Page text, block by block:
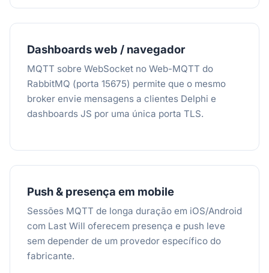
Dashboards web / navegador
MQTT sobre WebSocket no Web-MQTT do
RabbitMQ (porta 15675) permite que o mesmo
broker envie mensagens a clientes Delphi e
dashboards JS por uma única porta TLS.
Push & presença em mobile
Sessões MQTT de longa duração em iOS/Android
com Last Will oferecem presença e push leve
sem depender de um provedor específico do
fabricante.